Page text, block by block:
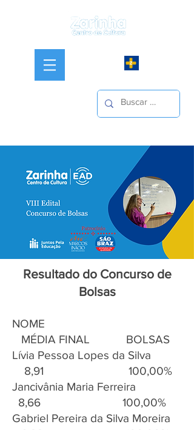
Iniciar sesión
Resultado do Concurso de
Bolsas
NOME
MÉDIA FINAL BOLSAS
Lívia Pessoa Lopes da Silva
8,91 100,00%
Jancivânia Maria Ferreira
8,66 100,00%
Gabriel Pereira da Silva Moreira